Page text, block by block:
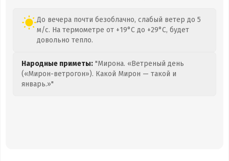
До вечера почти безоблачно, слабый ветер до 5
м/с. На термометре от +19°C до +29°C, будет
довольно тепло.
Народные приметы: "Мирона. «Ветреный день
(«Мирон-ветрогон»). Какой Мирон — такой и
январь.»"